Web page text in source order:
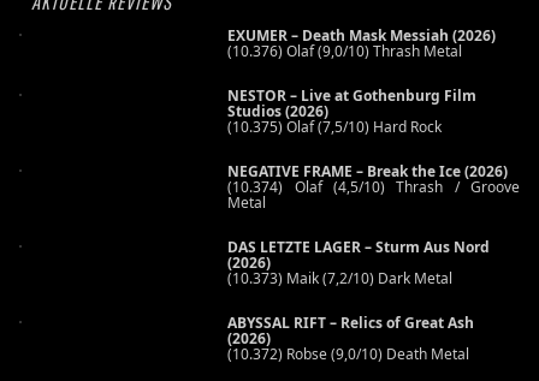
EXUMER – Death Mask Messiah (2026)
(10.376) Olaf (9,0/10) Thrash Metal
NESTOR – Live at Gothenburg Film
Studios (2026)
(10.375) Olaf (7,5/10) Hard Rock
NEGATIVE FRAME – Break the Ice (2026)
(10.374) Olaf (4,5/10) Thrash / Groove
Metal
DAS LETZTE LAGER – Sturm Aus Nord
(2026)
(10.373) Maik (7,2/10) Dark Metal
ABYSSAL RIFT – Relics of Great Ash
(2026)
(10.372) Robse (9,0/10) Death Metal